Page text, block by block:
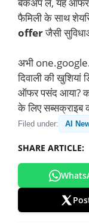
फैमिली के साथ
offerजैसी
अभी
दिवाली की
ऑफर पसंद आया?
के लिए सब्सक्राइब
Filed under: AI
SHARE ARTICLE: